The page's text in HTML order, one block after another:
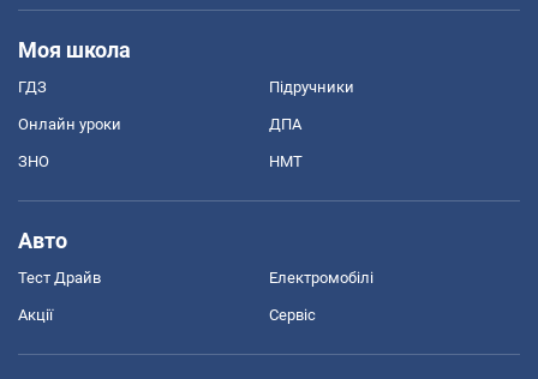
Моя школа
ГДЗ Підручники
Онлайн уроки ДПА
ЗНО НМТ
Авто
Тест Драйв Електромобілі
Акції Сервіс